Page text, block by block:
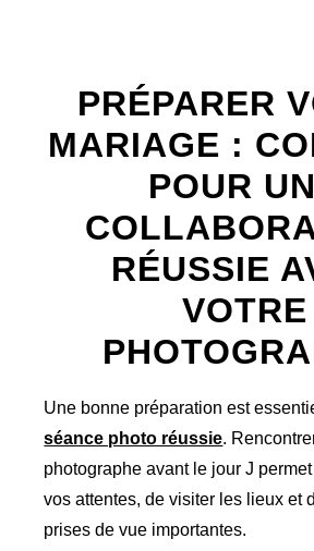
PRÉPARER
MARIAGE :
POUR
RÉUSSIE
VOTRE
Une bonne préparation est
séance photo réussie.
photographe avant le jour J
vos attentes, de visiter les lieux et
prises de vue importantes.